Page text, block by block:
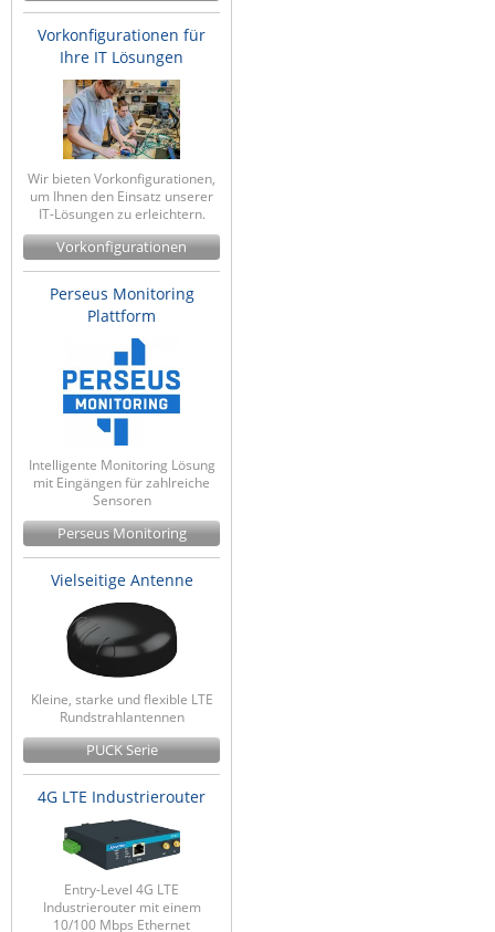
News zu unseren Herstellern
Vorkonfigurationen für
Ihre IT Lösungen
Wir bieten Vorkonfigurationen,
um Ihnen den Einsatz unserer
IT-Lösungen zu erleichtern.
Vorkonfigurationen
Perseus Monitoring
Plattform
Intelligente Monitoring Lösung
mit Eingängen für zahlreiche
Sensoren
Perseus Monitoring
Vielseitige Antenne
Kleine, starke und flexible LTE
Rundstrahlantennen
PUCK Serie
4G LTE Industrierouter
Entry-Level 4G LTE
Industrierouter mit einem
10/100 Mbps Ethernet